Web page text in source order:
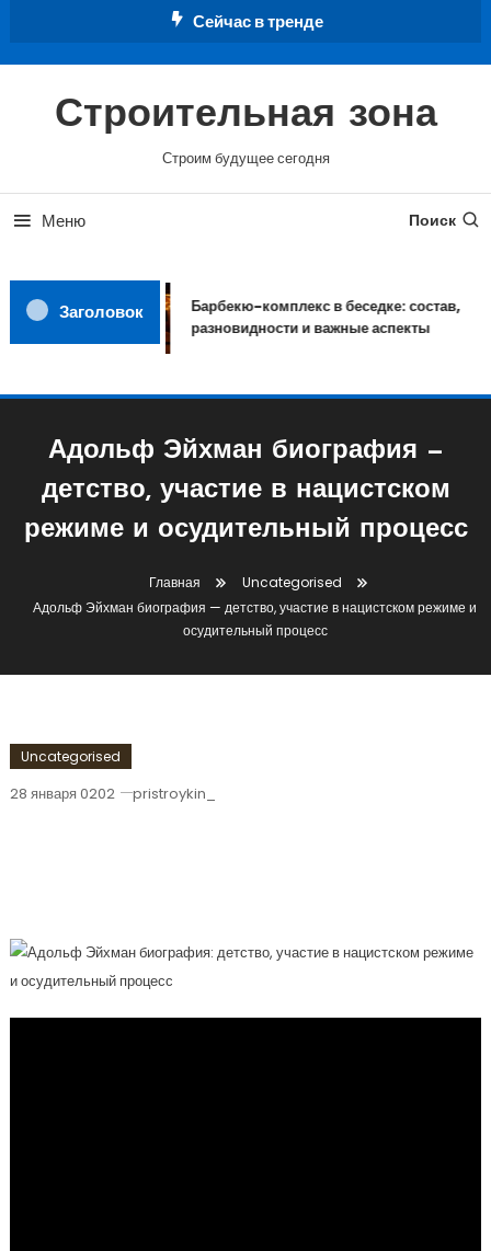
Сейчас в тренде
Строительная зона
Строим будущее сегодня
Меню Поиск
Заголовок
Барбекю-комплекс в беседке: состав,
разновидности и важные аспекты
Адольф Эйхман биография —
детство, участие в нацистском
режиме и осудительный процесс
Главная
Uncategorised
Адольф Эйхман биография — детство, участие в нацистском режиме и
осудительный процесс
Uncategorised
28 января 0202 pristroykin_